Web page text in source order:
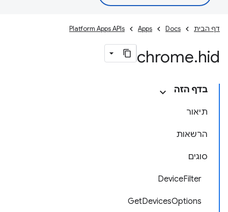
דף הבית Docs
Apps
Platform Apps APIs
chrome.hid
בדף הזה
תיאור
הרשאות
סוגים
DeviceFilter
GetDevicesOptions